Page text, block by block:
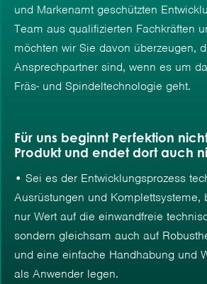
und Markenamt geschützten
Team aus qualifizierten Fachkräften
möchten wir Sie davon überzeugen,
Ansprechpartner sind, wenn es um
Fräs- und Spindeltechnologie geht.
Für uns beginnt Perfektion
Produkt und endet dort auch
• Sei es der Entwicklungsprozess
Ausrüstungen und Komplettsysteme,
nur Wert auf die einwandfreie
sondern gleichsam auch auf
und eine einfache Handhabung und
als Anwender legen.